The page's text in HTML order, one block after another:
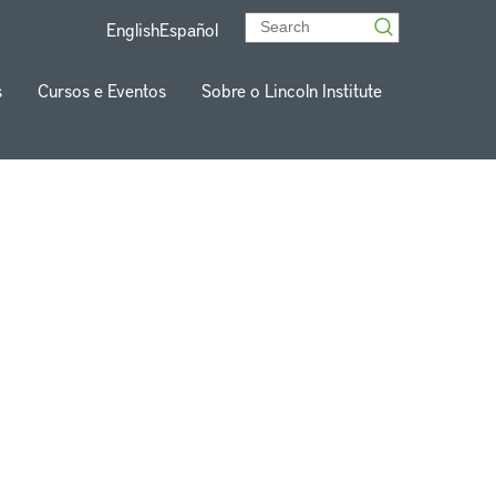
EnglishEspañol
Cursos e Eventos Sobre o Lincoln Institute